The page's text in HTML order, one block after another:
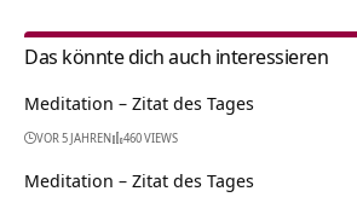
Das könnte dich auch interessieren
Meditation – Zitat des Tages
VOR 5 JAHREN 460 VIEWS
Meditation – Zitat des Tages